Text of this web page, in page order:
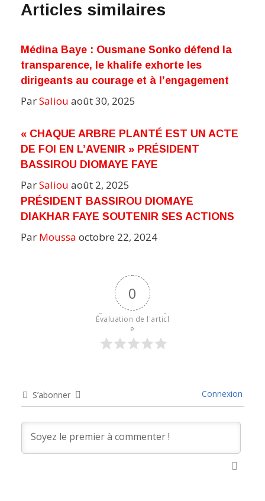
Articles similaires
Médina Baye : Ousmane Sonko défend la
transparence, le khalife exhorte les
dirigeants au courage et à l’engagement
ParSaliou août 30, 2025
« CHAQUE ARBRE PLANTÉ EST UN ACTE
DE FOI EN L’AVENIR » PRÉSIDENT
BASSIROU DIOMAYE FAYE
ParSaliou août 2, 2025
PRÉSIDENT BASSIROU DIOMAYE
DIAKHAR FAYE SOUTENIR SES ACTIONS
Par Moussa octobre 22, 2024
0
Évaluation de l'articl
e
S’abonner Connexion